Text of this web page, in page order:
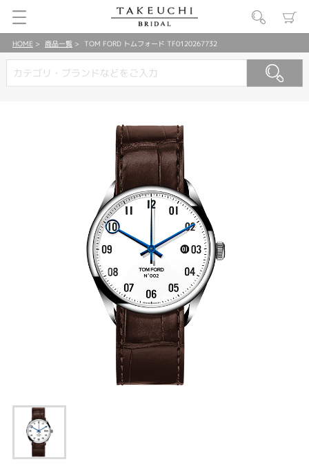
HOME 商品一覧 TOM FORD トムフォード TF0120267732